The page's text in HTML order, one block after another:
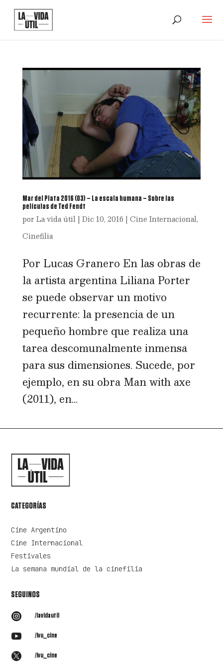
Mar del Plata 2016 (03) – La escala humana – Sobre las
películas de Ted Fendt
por La vida útil| Dic 10, 2016 | Cine Internacional,
Cinefilia
Por Lucas Granero En las obras de
la artista argentina Liliana Porter
se puede observar un motivo
recurrente: la presencia de un
pequeño hombre que realiza una
tarea descomunalmente inmensa
para sus dimensiones. Sucede, por
ejemplo, en su obra Man with axe
(2011), en...
CATEGORÍAS
Cine Argentino
Cine Internacional
Festivales
La semana mundial de la cinefilia
SEGUINOS
 /lavidautil
 /lvu_cine
 /lvu_cine